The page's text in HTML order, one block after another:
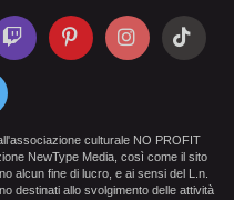
culturale NO PROFIT
NewType Media, così come il sito
alcun fine di lucro, e ai sensi del L.n.
destinati allo svolgimento delle attività